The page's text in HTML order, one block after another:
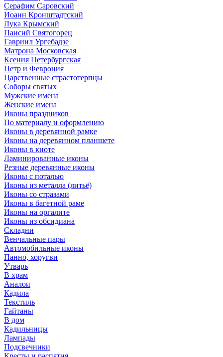
Серафим Саровский
Иоанн Кронштадтский
Лука Крымский
Паисий Святогорец
Гавриил Ургебадзе
Матрона Московская
Ксения Петербургская
Петр и Феврония
Царственные страстотерпцы
Соборы святых
Мужские имена
Женские имена
Иконы праздников
По материалу и оформлению
Иконы в деревянной рамке
Иконы на деревянном планшете
Иконы в киоте
Ламинированные иконы
Резные деревянные иконы
Иконы с поталью
Иконы из металла (литьё)
Иконы со стразами
Иконы в багетной раме
Иконы на оргалите
Иконы из обсидиана
Складни
Венчальные пары
Автомобильные иконы
Панно, хоругви
Утварь
В храм
Аналои
Кадила
Текстиль
Гайтаны
В дом
Кадильницы
Лампады
Подсвечники